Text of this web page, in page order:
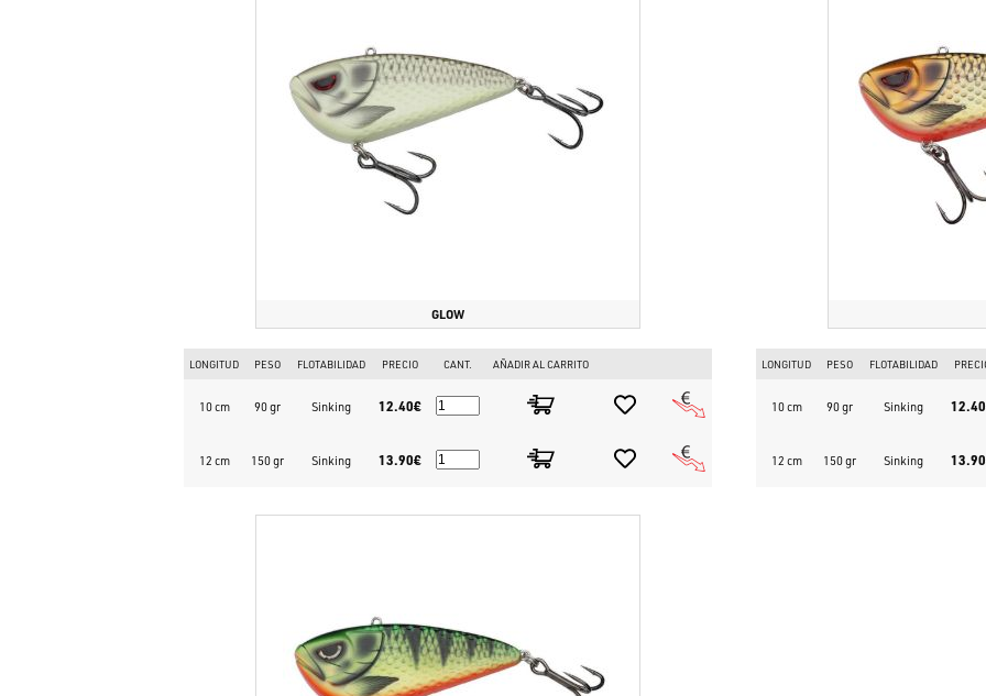
La construcción reforzada y las poteras 6X aseguran la
Para qué técnicas de pesca está indicado?
Indicado para el spinning pesado y el vertical jigging dirigido al
de obstáculos o para estimular depredadores apáticos mediante
y prepárate para fantásticos ataques de
GLOW
LONGITUD PESO FLOTABILIDAD PRECIO CANT. AÑADIR AL CARRITO
10 cm 90 gr Sinking 12.40€
12 cm 150 gr Sinking 13.90€
LONGITUD PESO FLOTABILIDAD
10 cm 90 gr Sinking
12 cm 150 gr Sinking